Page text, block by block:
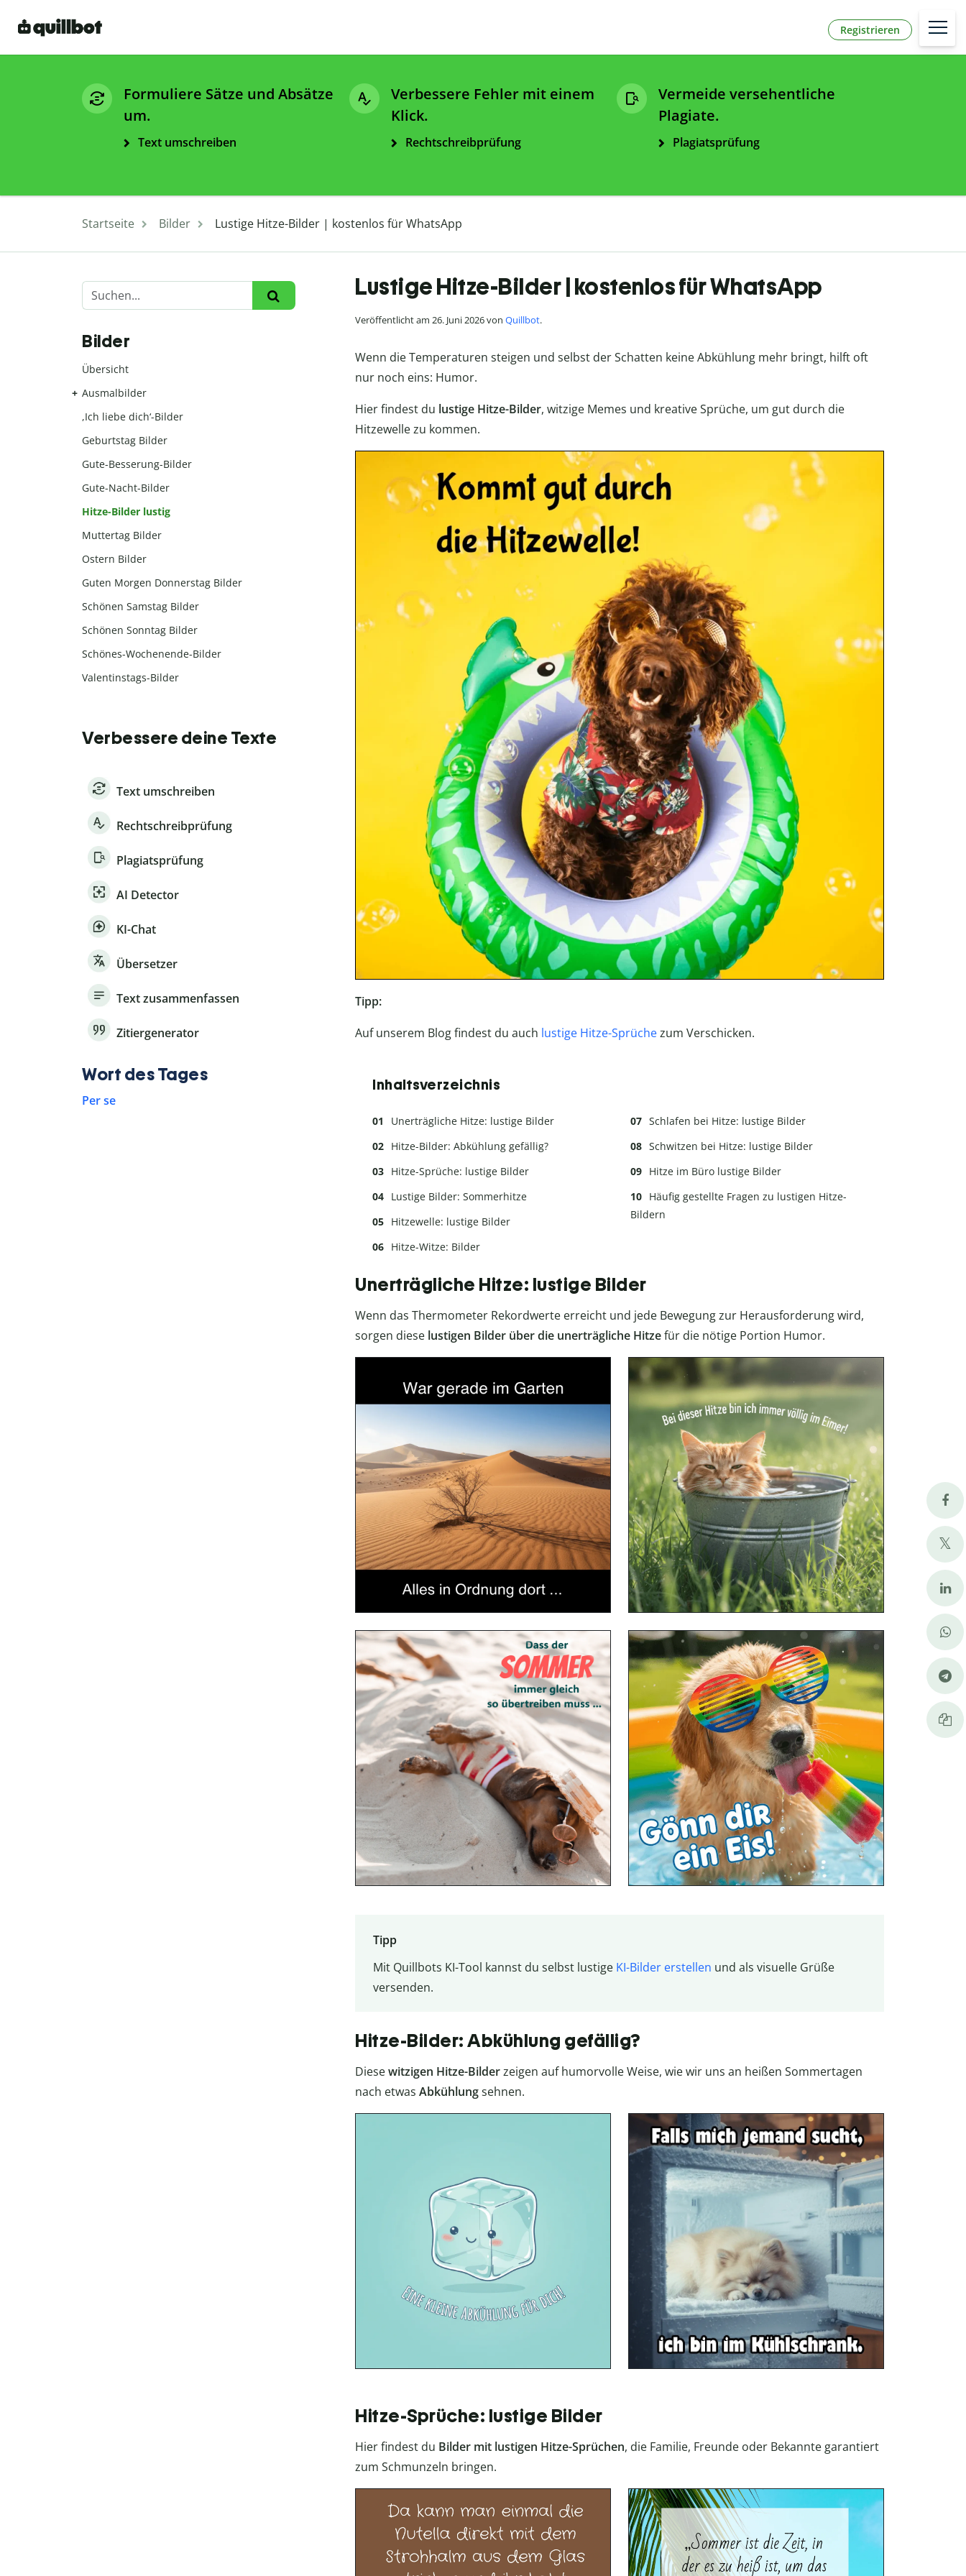
Registrieren
Formuliere Sätze und Absätze
um.
Text umschreiben
Verbessere Fehler mit einem
Klick.
Rechtschreibprüfung
Vermeide versehentliche
Plagiate.
Plagiatsprüfung
Startseite Bilder Lustige Hitze-Bilder | kostenlos für WhatsApp
Lustige Hitze-Bilder | kostenlos für WhatsApp
Veröffentlicht am 26. Juni 2026 von Quillbot.
Wenn die Temperaturen steigen und selbst der Schatten keine Abkühlung mehr bringt, hilft oft
nur noch eins: Humor.
Hier findest du lustige Hitze-Bilder, witzige Memes und kreative Sprüche, um gut durch die
Hitzewelle zu kommen.
Tipp:
Auf unserem Blog findest du auch lustige Hitze-Sprüchezum Verschicken.
Inhaltsverzeichnis
Unerträgliche Hitze: lustige Bilder
Hitze-Bilder: Abkühlung gefällig?
Hitze-Sprüche: lustige Bilder
Lustige Bilder: Sommerhitze
Hitzewelle: lustige Bilder
Hitze-Witze: Bilder
Schlafen bei Hitze: lustige Bilder
Schwitzen bei Hitze: lustige Bilder
Hitze im Büro lustige Bilder
Häufig gestellte Fragen zu lustigen Hitze-
Bildern
Unerträgliche Hitze: lustige Bilder
Wenn das Thermometer Rekordwerte erreicht und jede Bewegung zur Herausforderung wird,
sorgen diese lustigen Bilder über die unerträgliche Hitzefür die nötige Portion Humor.
Tipp
Mit Quillbots KI-Tool kannst du selbst lustige KI-Bilder erstellen und als visuelle Grüße
versenden.
Hitze-Bilder: Abkühlung gefällig?
Diesewitzigen Hitze-Bilderzeigen auf humorvolle Weise, wie wir uns an heißen Sommertagen
nach etwas Abkühlungsehnen.
Hitze-Sprüche: lustige Bilder
Hier findest du Bilder mit lustigen Hitze-Sprüchen, die Familie, Freunde oder Bekannte garantiert
zum Schmunzeln bringen.
Bilder
Übersicht
Ausmalbilder
,Ich liebe dich‘-Bilder
Geburtstag Bilder
Gute-Besserung-Bilder
Gute-Nacht-Bilder
Hitze-Bilder lustig
Muttertag Bilder
Ostern Bilder
Guten Morgen Donnerstag Bilder
Schönen Samstag Bilder
Schönen Sonntag Bilder
Schönes-Wochenende-Bilder
Valentinstags-Bilder
Verbessere deine Texte
Text umschreiben
Rechtschreibprüfung
Plagiatsprüfung
AI Detector
KI-Chat
Übersetzer
Text zusammenfassen
Zitiergenerator
Wort des Tages
Per se